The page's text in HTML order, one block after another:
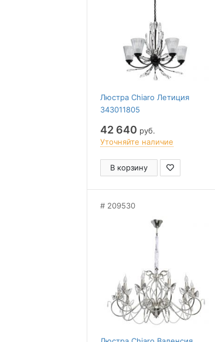
Люстра Chiaro Летиция
343011805
42 640 руб.
Уточняйте наличие
В корзину
209530